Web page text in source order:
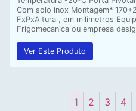
Com solo inox Montagem*
FxPxAltura , em milimetros
Frigomecanica ou empresa
Ver Este Produto
1 2 3 4